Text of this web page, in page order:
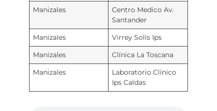
Manizales
Centro Medico Av.
Santander
Manizales
Virrey Solís Ips
Manizales
Clínica La Toscana
Manizales
Laboratorio Clínico
Ips Caldas